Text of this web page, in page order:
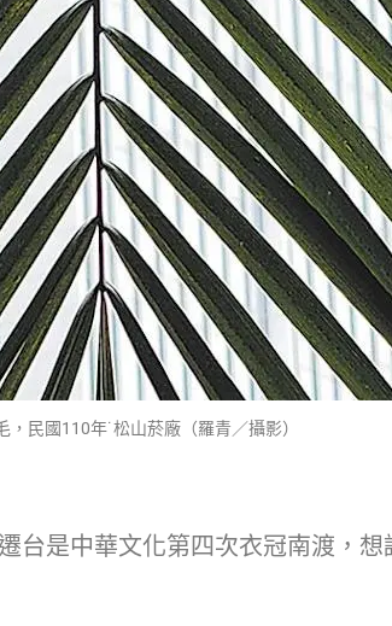
，民國110年˙松山菸廠（羅青／攝影）
是中華文化第四次衣冠南渡，想